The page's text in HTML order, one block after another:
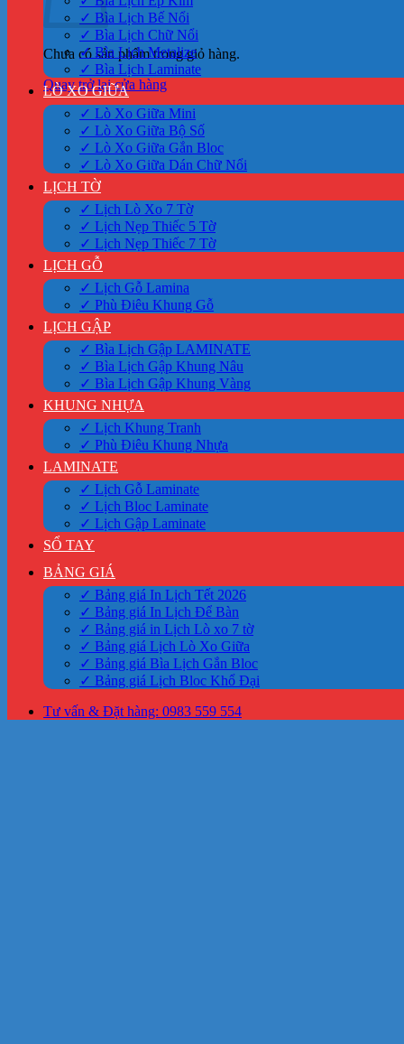
Chưa có sản phẩm trong giỏ hàng.
Quay trở lại cửa hàng
✓ Bìa Lịch Bế Nổi
✓ Bìa Lịch Chữ Nổi
✓ Bìa Lịch Metalize
✓ Bìa Lịch Laminate
LÒ XO GIỮA
✓ Lò Xo Giữa Mini
✓ Lò Xo Giữa Bộ Số
✓ Lò Xo Giữa Gắn Bloc
✓ Lò Xo Giữa Dán Chữ Nổi
LỊCH TỜ
✓ Lịch Lò Xo 7 Tờ
✓ Lịch Nẹp Thiếc 5 Tờ
✓ Lịch Nẹp Thiếc 7 Tờ
LỊCH GỖ
✓ Lịch Gỗ Lamina
✓ Phù Điêu Khung Gỗ
LỊCH GẬP
✓ Bìa Lịch Gập LAMINATE
✓ Bìa Lịch Gập Khung Nâu
✓ Bìa Lịch Gập Khung Vàng
KHUNG NHỰA
✓ Lịch Khung Tranh
✓ Phù Điêu Khung Nhựa
LAMINATE
✓ Lịch Gỗ Laminate
✓ Lịch Bloc Laminate
✓ Lịch Gập Laminate
SỔ TAY
BẢNG GIÁ
✓ Bảng giá In Lịch Tết 2026
✓ Bảng giá In Lịch Để Bàn
✓ Bảng giá in Lịch Lò xo 7 tờ
✓ Bảng giá Lịch Lò Xo Giữa
✓ Bảng giá Bìa Lịch Gắn Bloc
✓ Bảng giá Lịch Bloc Khổ Đại
Tư vấn & Đặt hàng: 0983 559 554